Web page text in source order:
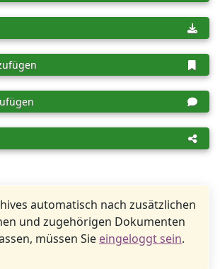
automatisch nach zusätzlichen
und zugehörigen Dokumenten
müssen Sie eingeloggt sein.